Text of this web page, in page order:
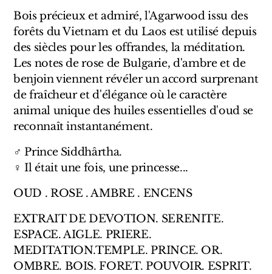
Bois précieux et admiré, l'Agarwood issu des
forêts du Vietnam et du Laos est utilisé depuis
des siècles pour les offrandes, la méditation.
Les notes de rose de Bulgarie, d'ambre et de
benjoin viennent révéler un accord surprenant
de fraîcheur et d'élégance où le caractère
animal unique des huiles essentielles d'oud se
reconnaît instantanément.
♂ Prince Siddhârtha.
♀ Il était une fois, une princesse...
OUD . ROSE . AMBRE . ENCENS
EXTRAIT DE DEVOTION. SERENITE.
ESPACE. AIGLE. PRIERE.
MEDITATION.TEMPLE. PRINCE. OR.
OMBRE. BOIS. FORET. POUVOIR. ESPRIT.
Trudon
Marques Italiennes
Eau D'Italie
Santa Maria Novella
Marques Suisses
Créateur Olfactif Genève
Pernoire
Sam William